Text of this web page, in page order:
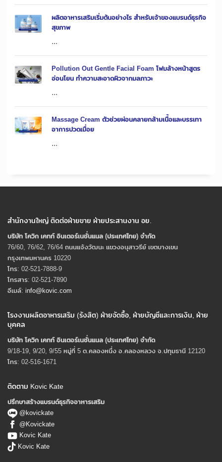
ผลิตอาหารเสริมเริ่มต้นอย่างไร สำหรับเจ้าของแบรนด์ธุรกิจ
สุขภาพ
...
Pollution Out Gentle Facial Foam โฟมล้างหน้าสูตร
อ่อนโยน ทำความสะอาดผิวจากมลภาวะ
...
Massage Cream ตัวช่วยผ่อนคลายกล้ามเนื้อและบรรเทา
อาการปวดเมื่อย
...
สำนักงานใหญ่ ติดต่อฝ่ายขาย ฝ่ายประสานงาน อย.
บริษัท โควิก เคทท์ อินเตอร์เนชั่นแนล (ประเทศไทย) จํากัด
76/60, 76/62, 76/64 ถนนแจ้งวัฒนะ แขวงอนุสาวรีย์ เขตบางเขน
กรุงเทพมหานคร 10220
โทร: 02-521-7888-9
โทรสาร: 02-521-7890
อีเมล์: info@kovic.com
โรงงานผลิตอาหารเสริม (รังสิต) ฝ่ายจัดซื้อ, ฝ่ายบัญชีและการเงิน, ฝ่าย
บุคคล
บริษัท โควิก เคทท์ อินเตอร์เนชั่นแนล (ประเทศไทย) จํากัด
9/18-19, 9/20, 9/55 หมู่ที่ 5 ต.คลองหนึ่ง อ.คลองหลวง จ.ปทุมธานี 12120
โทร: 02-516-1671
ติดตาม Kovic Kate
ปรึกษาสร้างแบรนด์ธุรกิจอาหารเสริม
@kovickate
@Kovickate
Kovic Kate
Kovic Kate